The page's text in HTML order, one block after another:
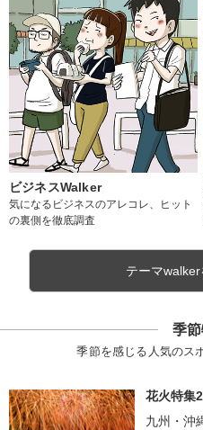
ビジネスWalker
気になるビジネスのアレコレ、ヒット
の裏側を徹底調査
テーマ
季
季節を感じる人気のス
花火特集
九州・沖